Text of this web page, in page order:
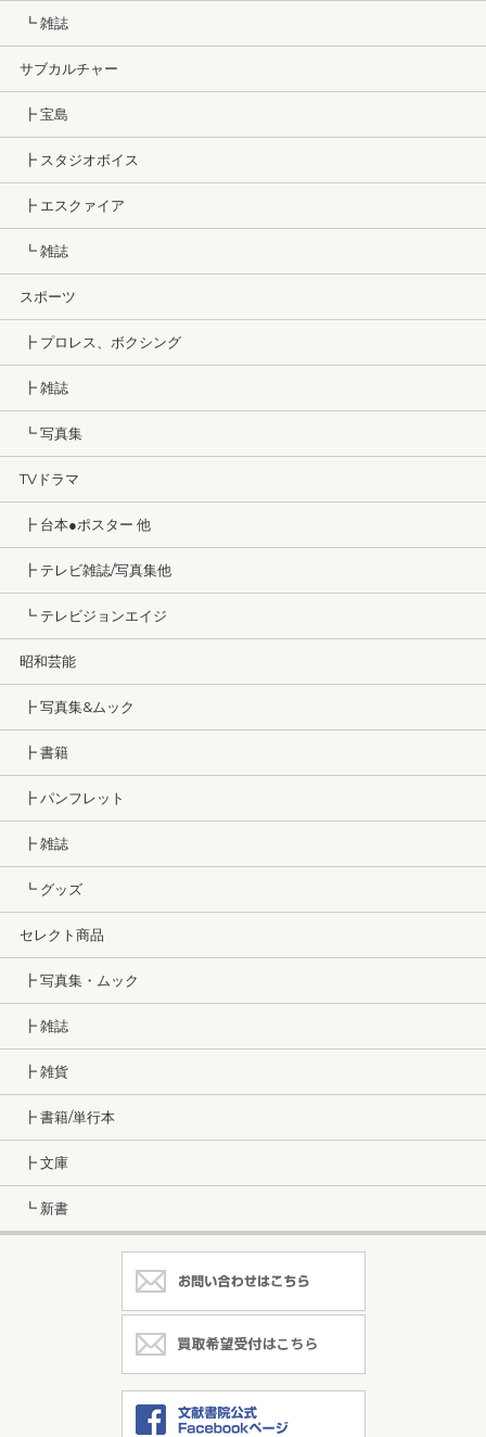
┗ 雑誌
サブカルチャー
┣ 宝島
┣ スタジオボイス
┣ エスクァイア
┗ 雑誌
スポーツ
┣ プロレス、ボクシング
┣ 雑誌
┗ 写真集
TVドラマ
┣ 台本●ポスター 他
┣ テレビ雑誌/写真集他
┗ テレビジョンエイジ
昭和芸能
┣ 写真集&ムック
┣ 書籍
┣ パンフレット
┣ 雑誌
┗ グッズ
セレクト商品
┣ 写真集・ムック
┣ 雑誌
┣ 雑貨
┣ 書籍/単行本
┣ 文庫
┗ 新書